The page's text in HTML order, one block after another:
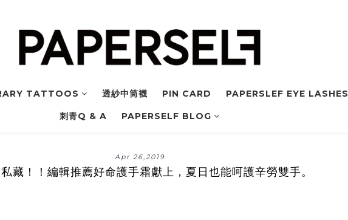
TATTOOS 透紗中筒襪 PIN CARD PAPERSLEF EYE LASHES
刺青Q & A PAPERSELF BLOG
Apr 26,2019
藏！！編輯推薦好命護手霜獻上，夏日也能呵護辛勞雙手。